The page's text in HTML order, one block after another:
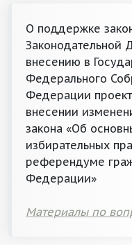
О поддержке
Законодательной
внесению в
Федерального
Федерации
внесении
закона «Об
избирательных
референдуме
Федерации»
Материалы по